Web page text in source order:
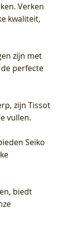
Verken
kwaliteit,
zijn met
perfecte
zijn Tissot
vullen.
Seiko
biedt